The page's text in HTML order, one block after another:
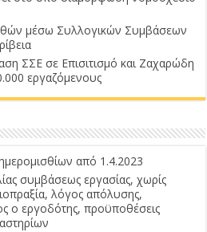
μέσω Συλλογικών Συμβάσεων
ΣΣΕ σε Επισιτισμό και Ζαχαρώδη
εργαζόμενους
από 1.4.2023
συμβάσεως εργασίας, χωρίς
λόγος απόλυσης,
ο εργοδότης, προϋποθέσεις